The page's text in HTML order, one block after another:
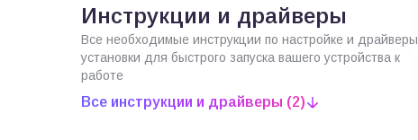
Инструкции и драйверы
Все необходимые инструкции по настройке и драйверы
установки для быстрого запуска вашего устройства к
работе
Все инструкции и драйверы (2)